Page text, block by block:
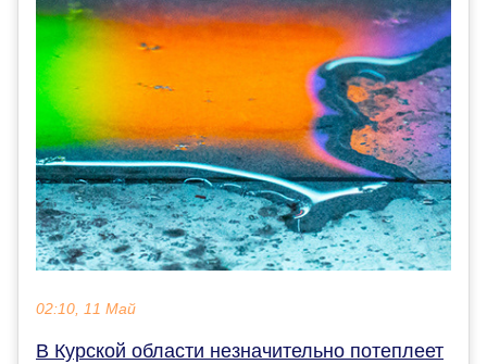
02:10, 11 Май
В Курской области незначительно потеплеет